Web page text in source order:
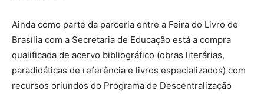
Ainda como parte da parceria entre a Feira do Livro de
Brasília com a Secretaria de Educação está a compra
qualificada de acervo bibliográfico (obras literárias,
paradidáticas de referência e livros especializados) com
recursos oriundos do Programa de Descentralização